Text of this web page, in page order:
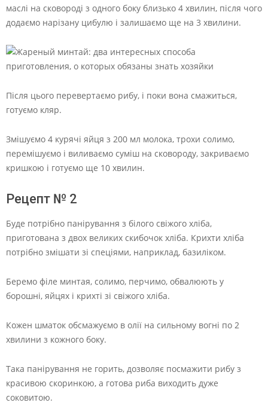
маслі на сковороді з одного боку близько 4 хвилин, після чого
додаємо нарізану цибулю і залишаємо ще на 3 хвилини.
Після цього перевертаємо рибу, і поки вона смажиться,
готуємо кляр.
Змішуємо 4 курячі яйця з 200 мл молока, трохи солимо,
перемішуємо і виливаємо суміш на сковороду, закриваємо
кришкою і готуємо ще 10 хвилин.
Рецепт № 2
Буде потрібно панірування з білого свіжого хліба,
приготована з двох великих скибочок хліба. Крихти хліба
потрібно змішати зі спеціями, наприклад, базиліком.
Беремо філе минтая, солимо, перчимо, обвалюють у
борошні, яйцях і крихті зі свіжого хліба.
Кожен шматок обсмажуємо в олії на сильному вогні по 2
хвилини з кожного боку.
Така панірування не горить, дозволяє посмажити рибу з
красивою скоринкою, а готова риба виходить дуже
соковитою.